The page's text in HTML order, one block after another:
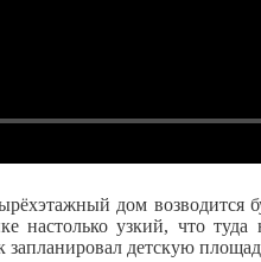
дом возводится
настолько узкий, что туда
детскую